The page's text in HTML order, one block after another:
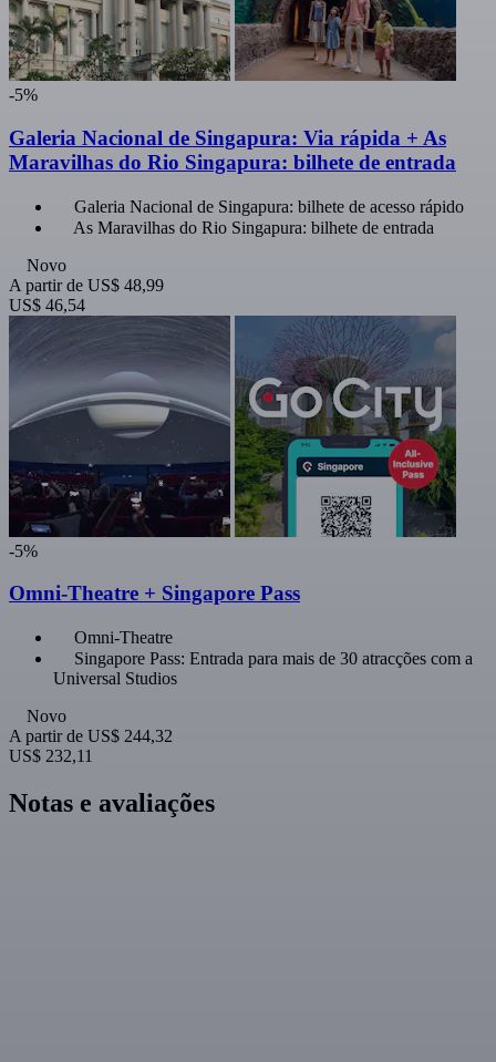
-5%
Galeria Nacional de Singapura: Via rápida + As
Maravilhas do Rio Singapura: bilhete de entrada
Galeria Nacional de Singapura: bilhete de acesso rápido
As Maravilhas do Rio Singapura: bilhete de entrada
Novo
A partir de US$ 48,99
US$ 46,54
-5%
Omni-Theatre + Singapore Pass
Omni-Theatre
Singapore Pass: Entrada para mais de 30 atracções com a
Universal Studios
Novo
A partir de US$ 244,32
US$ 232,11
Notas e avaliações